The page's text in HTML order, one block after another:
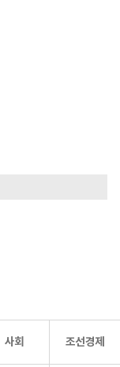
사회 조선경제